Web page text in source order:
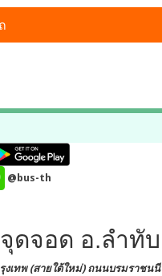
@bus-th
ดจอด อ.ลำทับ
งเทพ (สายใต้ใหม่) ถนนบรมราชนนี